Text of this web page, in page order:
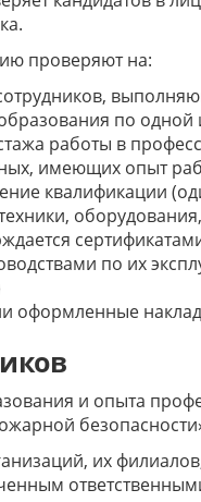
проверяют на:
по одной
работы в
имеющих опыт
квалификации
по их
оформленные
и опыта
их